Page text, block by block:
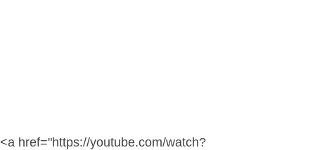
<a href="https://youtube.com/watch?